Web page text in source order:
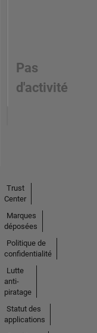
Pas
d'activité
Trust
Center
Marques
déposées
Politique de
confidentialité
Lutte
anti-
piratage
Statut des
applications